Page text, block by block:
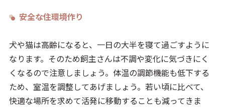
安全な住環境作り
犬や猫は高齢になると、一日の大半を寝て過ごすように
なります。そのため飼主さんは不調や変化に気づきにく
くなるので注意しましょう。体温の調節機能も低下する
ため、室温を調整してあげましょう。若い頃に比べて、
快適な場所を求めて活発に移動することも減ってきま